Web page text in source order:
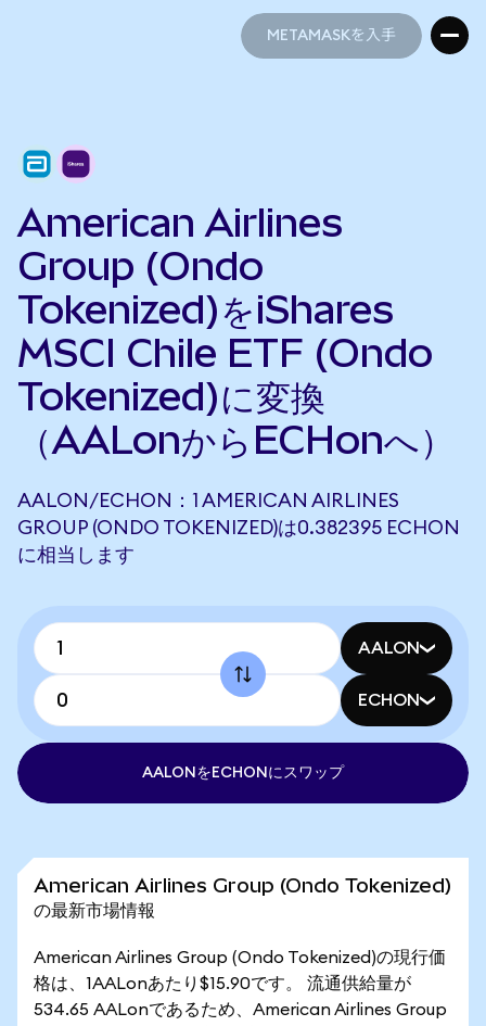
METAMASKを入手
American Airlines
Group (Ondo
Tokenized)をiShares
MSCI Chile ETF (Ondo
Tokenized)に変換
（AALonからECHonへ）
AALON/ECHON：1 AMERICAN AIRLINES
GROUP (ONDO TOKENIZED)は0.382395 ECHON
に相当します
AALON
ECHON
AALONをECHONにスワップ
American Airlines Group (Ondo Tokenized)
の最新市場情報
American Airlines Group (Ondo Tokenized)の現行価
格は、1AALonあたり$15.90です。 流通供給量が
534.65 AALonであるため、American Airlines Group